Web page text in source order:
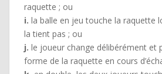
raquette ; ou
i. la balle en jeu touche la raquette
la tient pas ; ou
j. le joueur change délibérément et
forme de la raquette en cours